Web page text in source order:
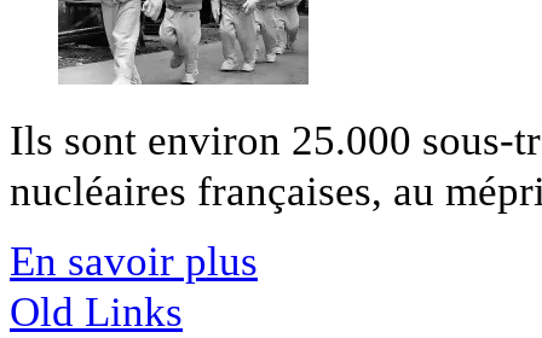
Ils sont environ 25.000 sous-
nucléaires françaises, au
En savoir plus
Old Links